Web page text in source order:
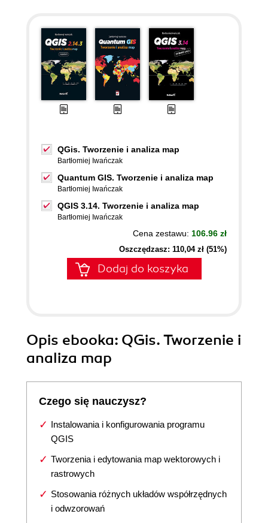
QGis. Tworzenie i analiza map
Bartłomiej Iwańczak
Quantum GIS. Tworzenie i analiza map
Bartłomiej Iwańczak
QGIS 3.14. Tworzenie i analiza map
Bartłomiej Iwańczak
Cena zestawu: 106.96 zł
Oszczędzasz: 110,04 zł (51%)
Dodaj do koszyka
Opis ebooka: QGis. Tworzenie i
analiza map
Czego się nauczysz?
Instalowania i konfigurowania programu
QGIS
Tworzenia i edytowania map wektorowych i
rastrowych
Stosowania różnych układów współrzędnych
i odwzorowań